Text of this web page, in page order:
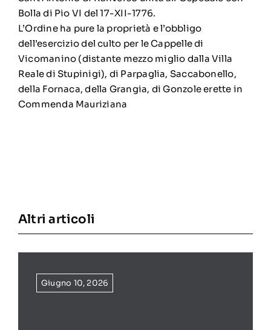
Bolla di Pio VI del 17-XII-1776.
L’Ordine ha pure la proprietà e l’obbligo
dell’esercizio del culto per le Cappelle di
Vicomanino (distante mezzo miglio dalla Villa
Reale di Stupinigi), di Parpaglia, Saccabonello,
della Fornaca, della Grangia, di Gonzole erette in
Commenda Mauriziana
Altri articoli
Giugno 10, 2026